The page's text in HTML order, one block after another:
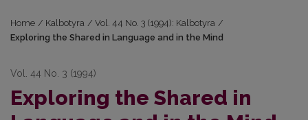
Home / Kalbotyra / Vol. 44 No. 3 (1994): Kalbotyra /
Exploring the Shared in Language and in the Mind
Vol. 44 No. 3 (1994)
Exploring the Shared in